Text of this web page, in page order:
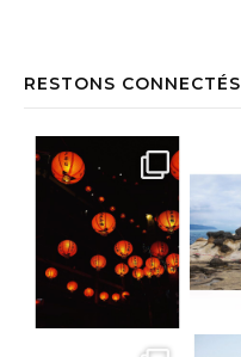
RESTONS CONNECTÉS